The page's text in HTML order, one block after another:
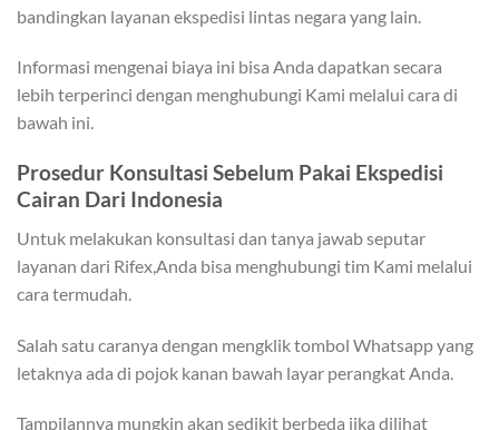
bandingkan layanan ekspedisi lintas negara yang lain.
Informasi mengenai biaya ini bisa Anda dapatkan secara
lebih terperinci dengan menghubungi Kami melalui cara di
bawah ini.
Prosedur Konsultasi Sebelum Pakai Ekspedisi
Cairan Dari Indonesia
Untuk melakukan konsultasi dan tanya jawab seputar
layanan dari Rifex,Anda bisa menghubungi tim Kami melalui
cara termudah.
Salah satu caranya dengan mengklik tombol Whatsapp yang
letaknya ada di pojok kanan bawah layar perangkat Anda.
Tampilannya mungkin akan sedikit berbeda jika dilihat